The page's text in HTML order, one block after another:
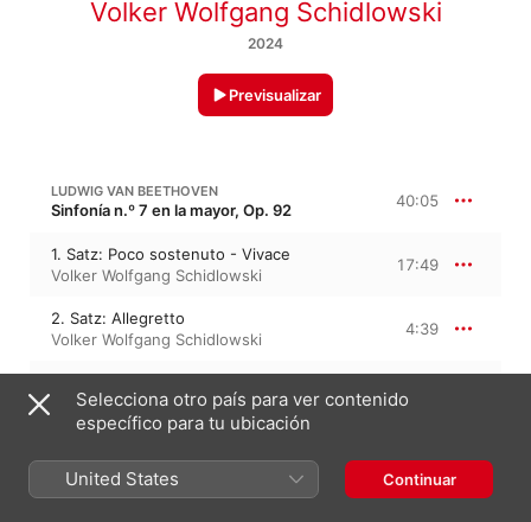
Volker Wolfgang Schidlowski
2024
Previsualizar
LUDWIG VAN BEETHOVEN
Sinfonía n.º 7 en la mayor, Op. 92 40:05
1. Satz: Poco sostenuto - Vivace
Volker Wolfgang Schidlowski
17:49
2. Satz: Allegretto
Volker Wolfgang Schidlowski
4:39
Volker Wolfgang Schidlowski
9:21
Volker Wolfgang Schidlowski
8:15
Selecciona otro país para ver contenido
específico para tu ubicación
United States Continuar